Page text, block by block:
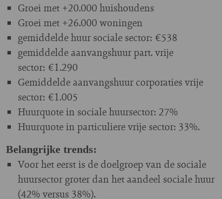
Groei met +20.000 huishoudens
Groei met +26.000 woningen
gemiddelde huur sociale sector: €538
gemiddelde aanvangshuur part. vrije
sector: €1.290
Gemiddelde aanvangshuur corporaties vrije
sector: €1.005
Huurquote in sociale huursector: 27%
Huurquote in particuliere vrije sector: 33%.
Belangrijke trends:
Voor het eerst is de doelgroep van de sociale
huursector groter dan het aandeel sociale huur
(42% versus 38%).